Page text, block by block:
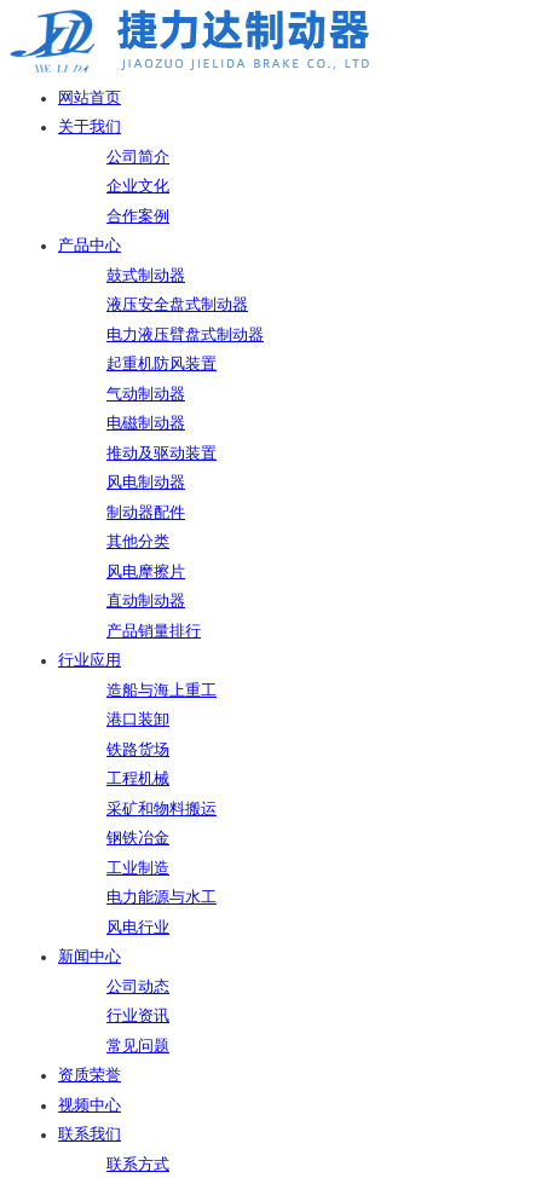
网站首页
关于我们
公司简介
企业文化
合作案例
产品中心
鼓式制动器
液压安全盘式制动器
电力液压臂盘式制动器
起重机防风装置
气动制动器
电磁制动器
推动及驱动装置
风电制动器
制动器配件
其他分类
风电摩擦片
直动制动器
产品销量排行
行业应用
造船与海上重工
港口装卸
铁路货场
工程机械
采矿和物料搬运
钢铁冶金
工业制造
电力能源与水工
风电行业
新闻中心
公司动态
行业资讯
常见问题
资质荣誉
视频中心
联系我们
联系方式